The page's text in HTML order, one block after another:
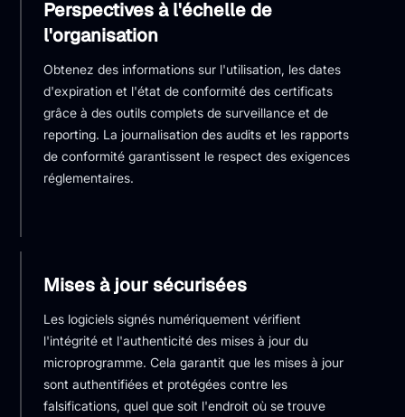
Perspectives à l'échelle de
l'organisation
Obtenez des informations sur l'utilisation, les dates
d'expiration et l'état de conformité des certificats
grâce à des outils complets de surveillance et de
reporting. La journalisation des audits et les rapports
de conformité garantissent le respect des exigences
réglementaires.
Mises à jour sécurisées
Les logiciels signés numériquement vérifient
l'intégrité et l'authenticité des mises à jour du
microprogramme. Cela garantit que les mises à jour
sont authentifiées et protégées contre les
falsifications, quel que soit l'endroit où se trouve